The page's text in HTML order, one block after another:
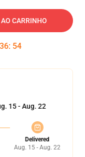
CARRINHO
36: 53
15 - Aug. 22
Delivered
Aug. 15 - Aug. 22